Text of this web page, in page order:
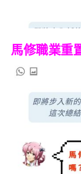
馬修職業重